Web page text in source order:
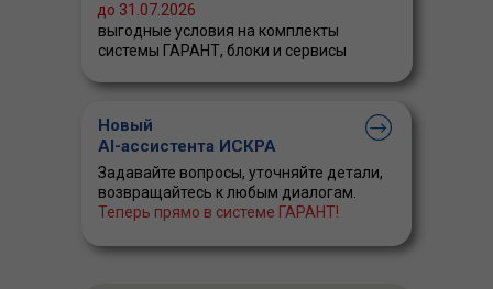
выгодные условия на комплекты
системы ГАРАНТ, блоки и сервисы
до 31.07.2026
Новый
AI-ассистента ИСКРА
Задавайте вопросы, уточняйте детали,
возвращайтесь к любым диалогам.
Теперь прямо в системе ГАРАНТ!